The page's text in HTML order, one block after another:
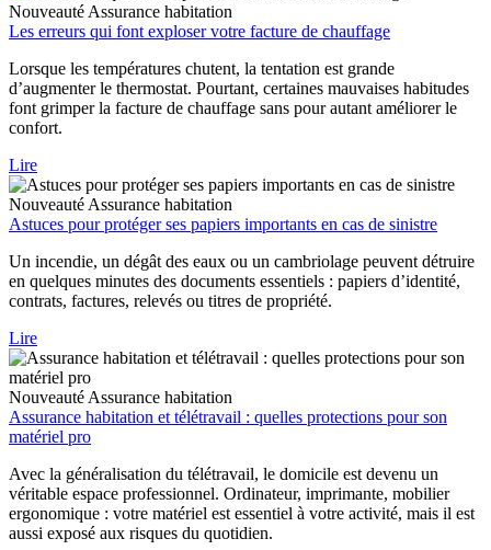
Nouveauté Assurance habitation
Les erreurs qui font exploser votre facture de chauffage
Lorsque les températures chutent, la tentation est grande
d’augmenter le thermostat. Pourtant, certaines mauvaises habitudes
font grimper la facture de chauffage sans pour autant améliorer le
confort.
Lire
Nouveauté Assurance habitation
Astuces pour protéger ses papiers importants en cas de sinistre
Un incendie, un dégât des eaux ou un cambriolage peuvent détruire
en quelques minutes des documents essentiels : papiers d’identité,
contrats, factures, relevés ou titres de propriété.
Lire
Nouveauté Assurance habitation
Assurance habitation et télétravail : quelles protections pour son
matériel pro
Avec la généralisation du télétravail, le domicile est devenu un
véritable espace professionnel. Ordinateur, imprimante, mobilier
ergonomique : votre matériel est essentiel à votre activité, mais il est
aussi exposé aux risques du quotidien.